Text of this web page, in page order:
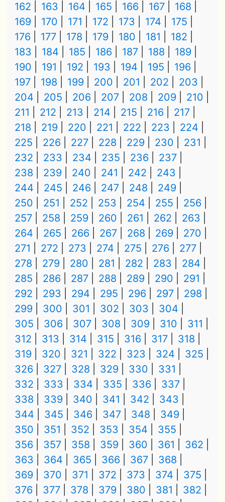
162
163 164 165 166 167
168
169
170 171 172 173 174
175
176
177 178 179 180 181
182
183
184 185 186 187 188
189
190
191 192 193 194 195
196
197
198 199 200 201 202
203
204
205 206 207 208 209
210
211
212 213 214 215 216
217
218
219 220 221 222 223
224
225
226 227 228 229 230
231
232
233 234 235 236
237
238
239 240 241 242
243
244
245 246 247 248
249
250
251 252 253 254 255
256
257
258 259 260 261 262
263
264
265 266 267 268 269
270
271
272 273 274 275 276
277
278
279 280 281 282 283
284
285
286 287 288 289 290
291
292
293 294 295 296 297
298
299
300 301 302 303
304
305
306 307 308 309 310
311
312
313 314 315 316 317
318
319
320 321 322 323 324
325
326
327 328 329 330
331
332
333 334 335 336
337
338
339 340 341 342
343
344
345 346 347 348
349
350
351 352 353 354
355
356
357 358 359 360 361
362
363
364 365 366 367
368
369
370 371 372 373 374
375
376
377 378 379 380 381
382